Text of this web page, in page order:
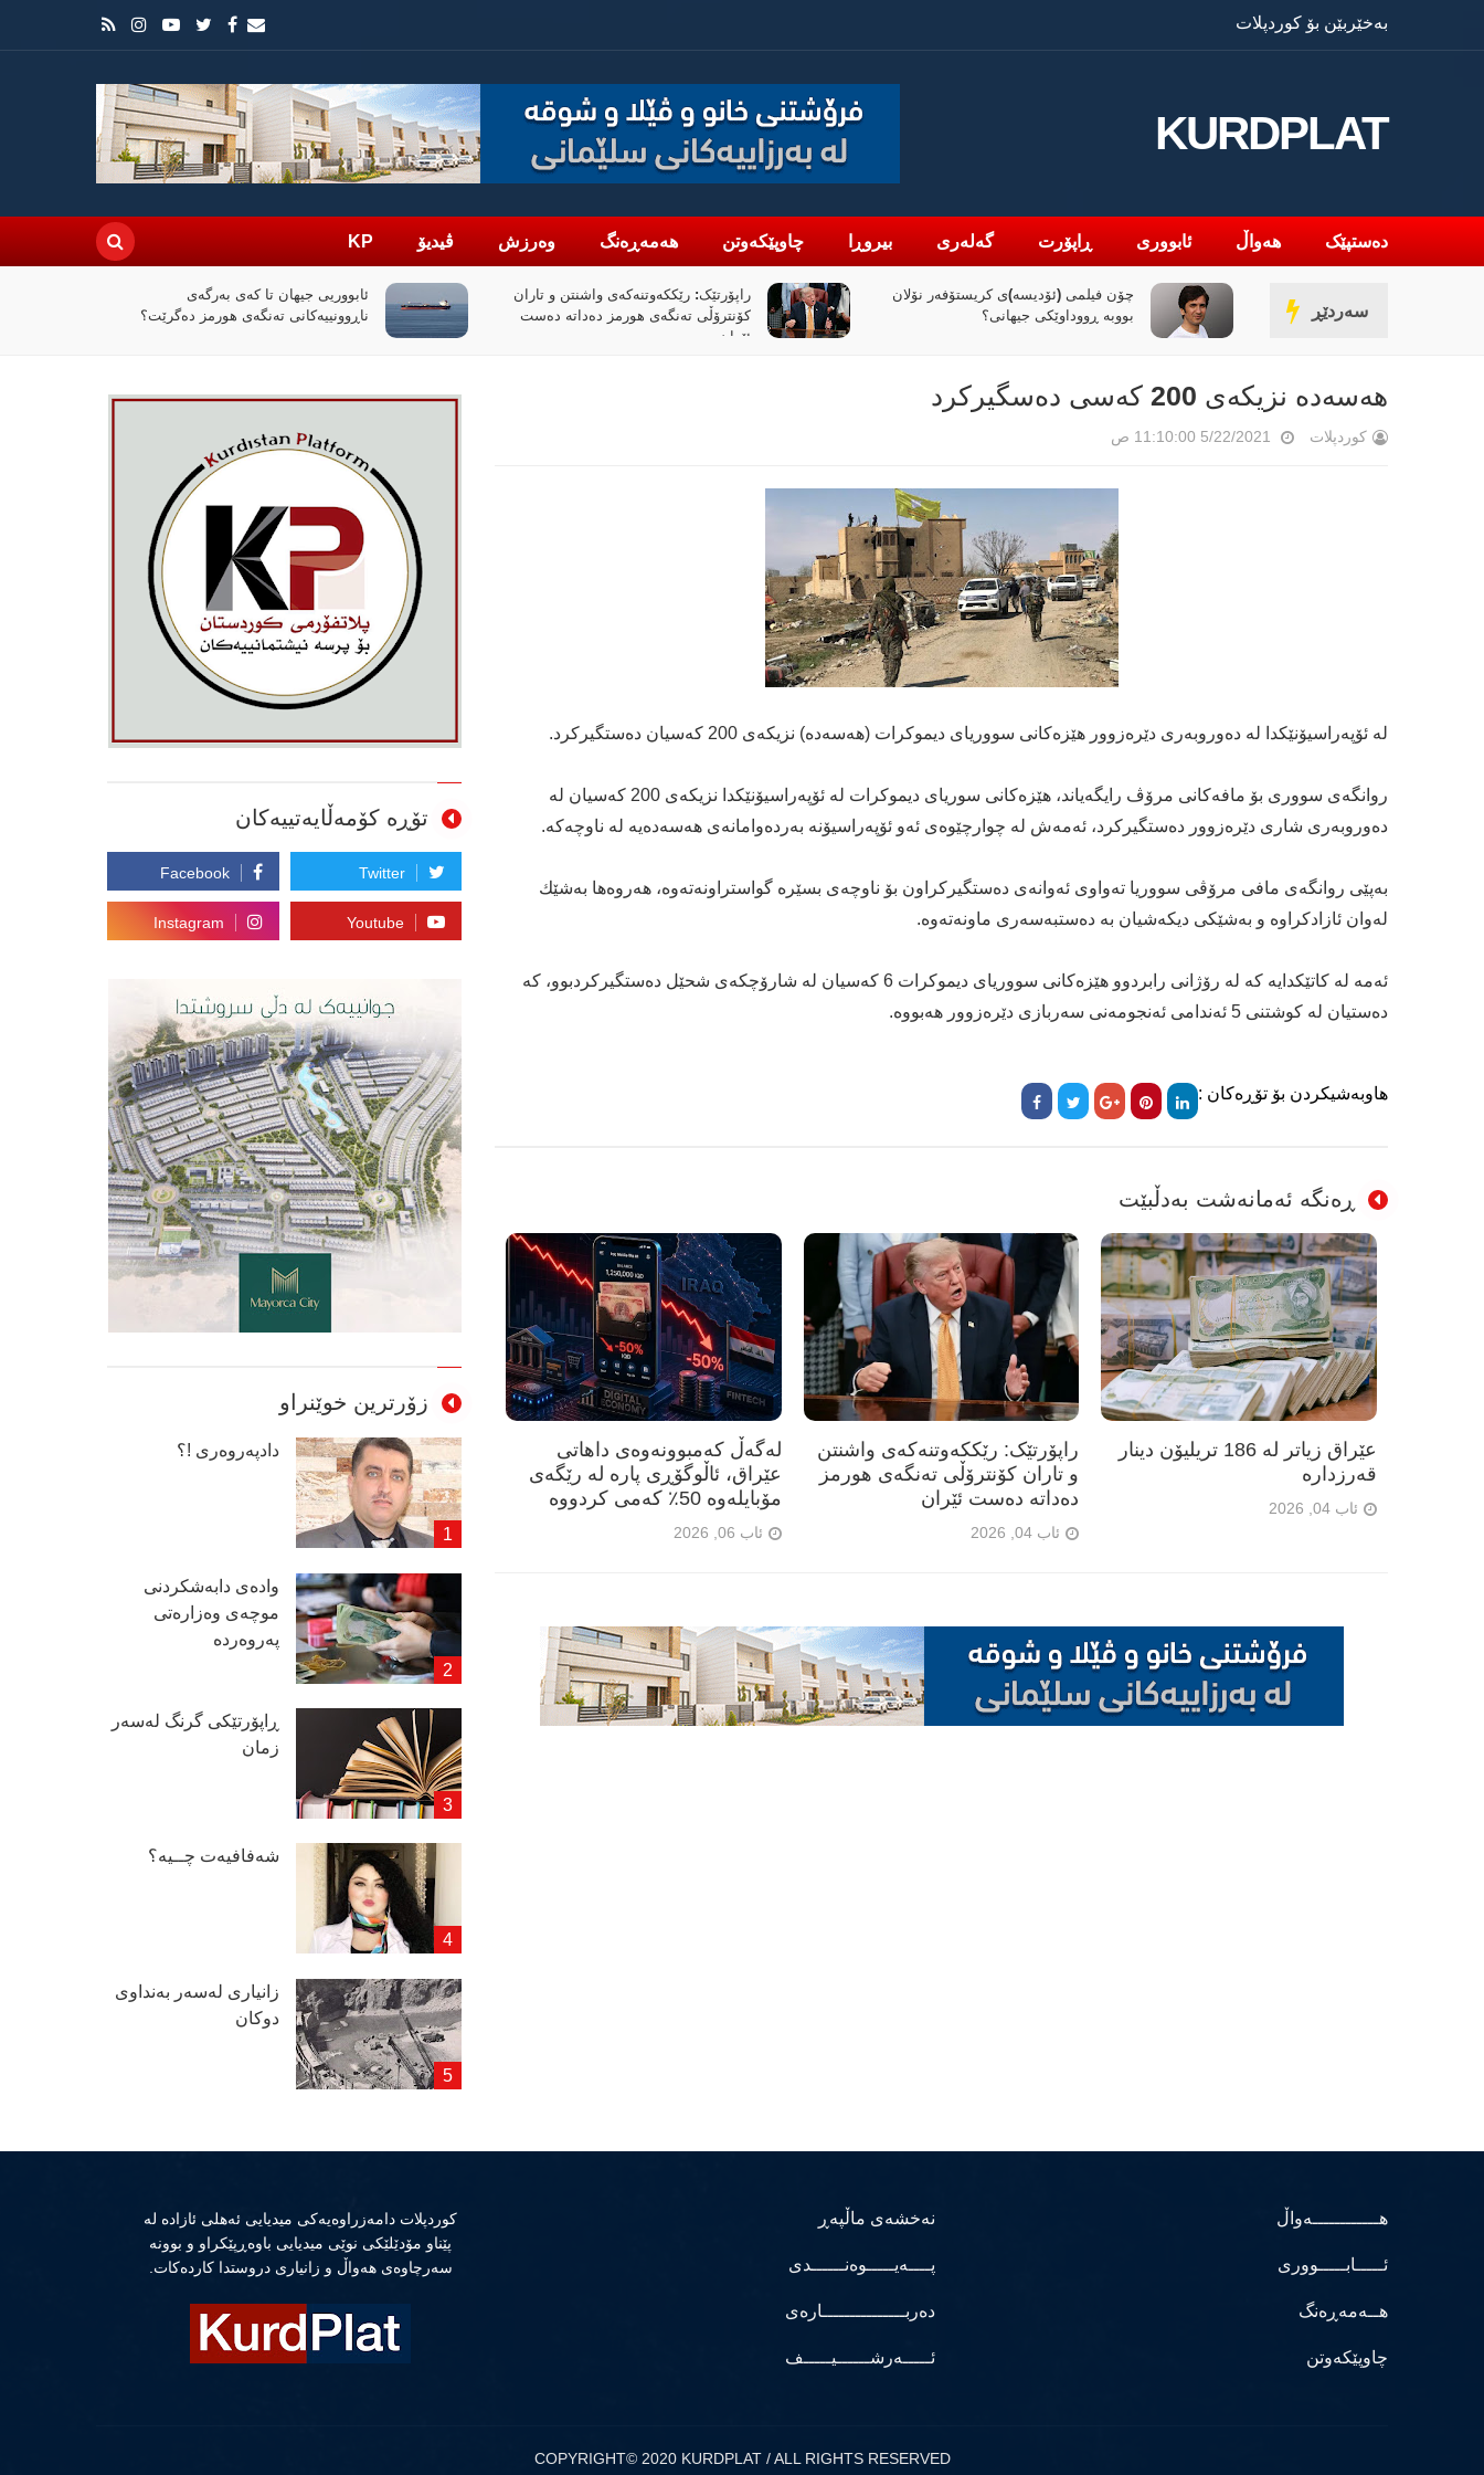
بەخێربێن بۆ کوردپلات
KURDPLAT
دەستپێک هەواڵ ئابووری ڕاپۆرت گەلەری بیروڕا چاوپێکەوتن هەمەڕەنگ وەرزش ڤیدیۆ KP
سەردێڕ
ئابووریی جیهان تا کەی بەرگەی
ناڕوونییەکانی تەنگەی هورمز دەگرێت؟
لەگەڵ کەمبوونەوەی داهاتی عێراق،
ئاڵوگۆڕی پارە لە رێگەی مۆبایلەوە 50٪
ڕووداوێکی جیهانی؟
راپۆرتێک: رێککەوتنەکەی واشنتن و تاران
کۆنترۆڵی تەنگەی هورمز دەداتە دەست
هەسەدە نزیکەی 200 کەسی دەسگیرکرد
کوردپلات 5/22/2021 11:10:00 ص
لە ئۆپەراسیۆنێكدا لە دەوروبەری دێرەزوور هێزەکانی سووریای دیموکرات (هەسەدە) نزیکەی 200 کەسیان دەستگیرکرد.
روانگەی سووری بۆ مافەکانی مرۆڤ رایگەیاند، هێزەکانی سوریای دیموکرات لە ئۆپەراسیۆنێكدا نزیکەی 200 کەسیان لە
دەوروبەری شاری دێرەزوور دەستگیرکرد، ئەمەش لە چوارچێوەی ئەو ئۆپەراسیۆنە بەردەوامانەی هەسەدەیە لە ناوچەکە.
بەپێی روانگەی مافی مرۆڤی سووریا تەواوی ئەوانەی دەستگیرکراون بۆ ناوچەی بسێرە گواستراونەتەوە، هەروەها بەشێك
لەوان ئازادکراوە و بەشێكی دیکەشیان بە دەستبەسەری ماونەتەوە.
ئەمە لە کاتێکدایە کە لە رۆژانی رابردوو هێزەکانی سووریای دیموکرات 6 کەسیان لە شارۆچکەی شحێل دەستگیرکردبوو، کە
دەستیان لە کوشتنی 5 ئەندامی ئەنجومەنی سەربازی دێرەزوور هەبووە.
هاوبەشیکردن بۆ تۆڕەکان :
ڕەنگە ئەمانەشت بەدڵبێت
لەگەڵ کەمبوونەوەی داهاتی
عێراق، ئاڵوگۆڕی پارە لە رێگەی
مۆبایلەوە 50٪ کەمی کردووە
ئاب 06, 2026
راپۆرتێک: رێککەوتنەکەی واشنتن
و تاران کۆنترۆڵی تەنگەی هورمز
دەداتە دەست ئێران
ئاب 04, 2026
عێراق زیاتر لە 186 تریلیۆن دینار
قەرزدارە
ئاب 04, 2026
تۆڕە کۆمەڵایەتییەکان
زۆرترین خوێنراو
دادپەروەری !؟
وادەی دابەشكردنی
موچەی وەزارەتی
پەروەردە
ڕاپۆرتێكی گرنگ لەسەر
زمان
شەفافیەت چــیە؟
زانیاری لەسەر بەنداوی
دوكان
هــــــــــــەواڵ
ئـــــابـــــووری
هــەمەڕەنگ
چاوپێکەوتن
نەخشەی ماڵپەڕ
پــــەیـــــوەنــــــدی
دەربـــــــــــــــارەی
ئـــــەرشــــــیـــــف
كوردپلات دامەزراوەیەكی میدیایی ئەهلی ئازادە لە
پێناو مۆدێلێكی نوێی میدیایی باوەڕپێكراو و بوونە
سەرچاوەی هەواڵ و زانیاری دروستدا كاردەكات.
COPYRIGHT© 2020 KURDPLAT / ALL RIGHTS RESERVED